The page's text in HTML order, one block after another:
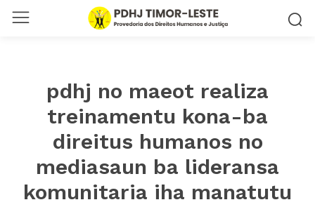
pdhj no maeot realiza
treinamentu kona-ba
direitus humanos no
mediasaun ba lideransa
komunitaria iha manatutu